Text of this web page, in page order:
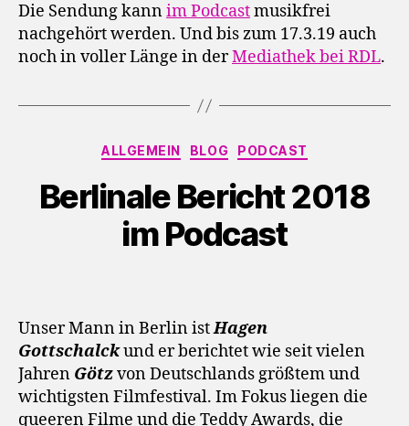
Die Sendung kannim Podcastmusikfrei
nachgehört werden. Und bis zum 17.3.19 auch
noch in voller Länge in derMediathek bei RDL.
Kategorien
ALLGEMEIN BLOG PODCAST
Berlinale Bericht 2018
im Podcast
Unser Mann in Berlin istHagen
Gottschalckund er berichtet wie seit vielen
Jahren Götzvon Deutschlands größtem und
wichtigsten Filmfestival. Im Fokus liegen die
queeren Filme und die Teddy Awards, die